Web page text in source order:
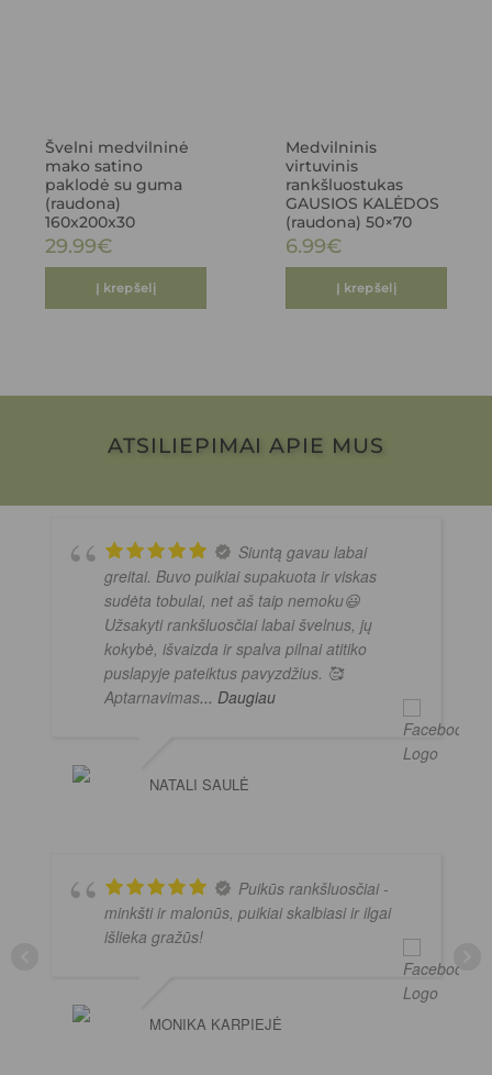
Švelni medvilninė
mako satino
paklodė su guma
(raudona)
160x200x30
29.99€
Į krepšelį
Medvilninis
virtuvinis
rankšluostukas
GAUSIOS KALĖDOS
(raudona) 50×70
6.99€
Į krepšelį
ATSILIEPIMAI APIE MUS
Siuntą gavau labai
greitai. Buvo puikiai supakuota ir viskas
sudėta tobulai, net aš taip nemoku😃
Užsakyti rankšluosčiai labai švelnus, jų
kokybė, išvaizda ir spalva pilnai atitiko
puslapyje pateiktus pavyzdžius. 🥰
Aptarnavimas... Daugiau
NATALI SAULĖ
Puikūs rankšluosčiai -
minkšti ir malonūs, puikiai skalbiasi ir ilgai
išlieka gražūs!
MONIKA KARPIEJĖ